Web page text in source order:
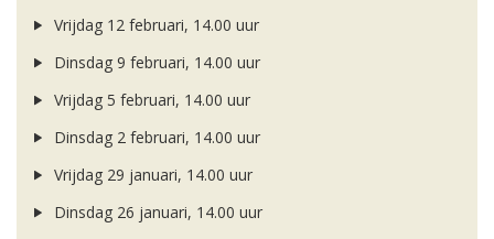
Vrijdag 12 februari, 14.00 uur
Dinsdag 9 februari, 14.00 uur
Vrijdag 5 februari, 14.00 uur
Dinsdag 2 februari, 14.00 uur
Vrijdag 29 januari, 14.00 uur
Dinsdag 26 januari, 14.00 uur